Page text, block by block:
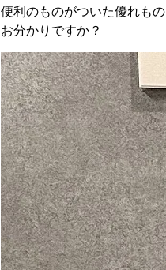
便利のものがついた優れもの
お分かりですか？